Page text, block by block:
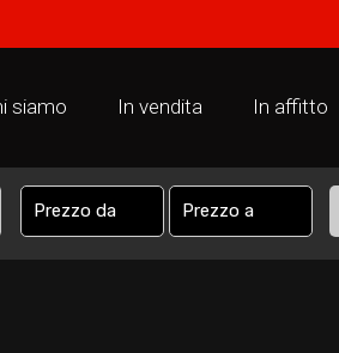
siamo In vendita In affitto